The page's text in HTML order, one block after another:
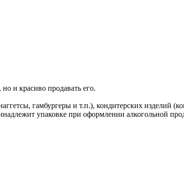
и красиво продавать его.
гамбургеры и т.п.), кондитерских изделий
упаковке при оформлении алкогольной